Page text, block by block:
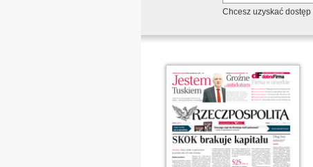
Chcesz uzyskać